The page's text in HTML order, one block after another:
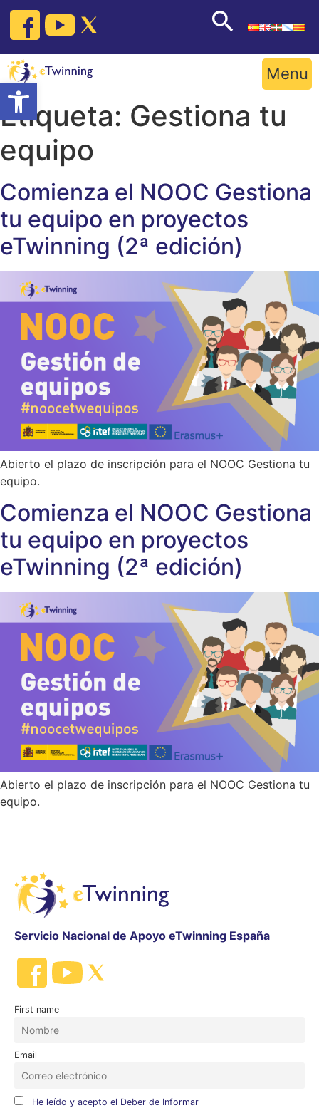
Open toolbar
Skip
content
Menu
Etiqueta: Gestiona tu
equipo
Comienza el NOOC Gestiona
tu equipo en proyectos
eTwinning (2ª edición)
Abierto el plazo de inscripción para el NOOC Gestiona tu
equipo.
Comienza el NOOC Gestiona
tu equipo en proyectos
eTwinning (2ª edición)
Abierto el plazo de inscripción para el NOOC Gestiona tu
equipo.
Servicio Nacional de Apoyo eTwinning España
First name
Email
He leído y acepto el Deber de Informar